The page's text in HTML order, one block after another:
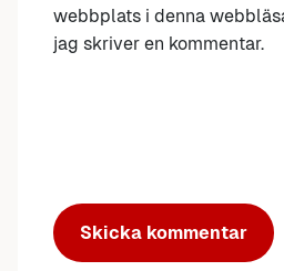
webbplats i denna
jag skriver en kommentar.